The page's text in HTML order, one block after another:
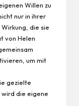
Willen zu
nur in ihrer
die sie
von Helen
um mit
gezielte
wird die eigene